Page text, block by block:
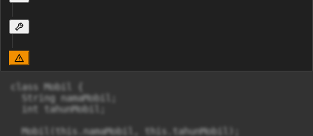
class Mobil {
  String namaMobil;
  int tahunMobil;
  Mobil(this.namaMobil, this.tahunMobil);